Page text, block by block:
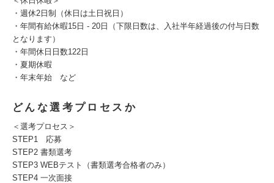
・週休2日制（休日は土日祝日）
・年間有給休暇15日 - 20日（下限日数は、入社半年経過後の付与日数
となります）
・年間休日日数122日
・夏期休暇
・年末年始 など
どんな選考プロセスか
＜選考プロセス＞
STEP1 応募
STEP2 書類選考
STEP3 WEBテスト（書類選考合格者のみ）
STEP4 一次面接